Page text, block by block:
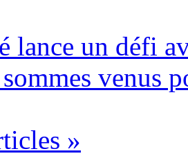
lance un défi
venus
»